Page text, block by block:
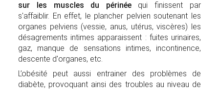
sur les muscles du périnéequi finissent par
s'affaiblir. En effet, le plancher pelvien soutenant les
organes pelviens (vessie, anus, utérus, viscères) les
désagrements intimes apparaissent : fuites urinaires,
gaz, manque de sensations intimes, incontinence,
descente d'organes, etc.
L’obésité peut aussi entrainer des problèmes de
diabète, provoquant ainsi des troubles au niveau de